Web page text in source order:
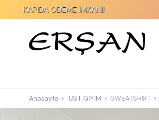
ÖDEME İMKANI!
Anasayfa ÜST GİYİM SWEATSHİRT